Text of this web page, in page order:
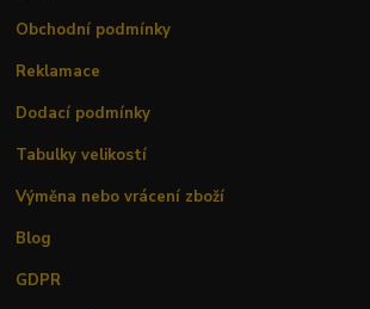
Obchodní podmínky
Reklamace
Dodací podmínky
Tabulky velikostí
Výměna nebo vrácení zboží
Blog
GDPR